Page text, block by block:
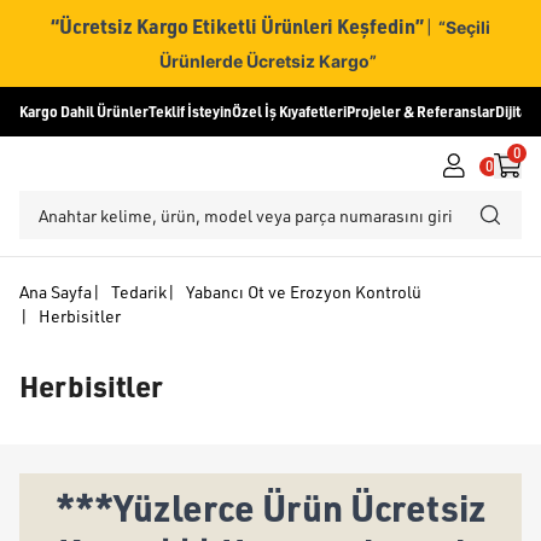
“Ücretsiz Kargo Etiketli Ürünleri Keşfedin” | “Seçili
Ürünlerde Ücretsiz Kargo”
Kargo Dahil ÜrünlerTeklif İsteyinÖzel İş KıyafetleriProjeler & ReferanslarDijital
0
0
Ana Sayfa| Tedarik|
Yabancı Ot ve Erozyon Kontrolü
|
Herbisitler
Herbisitler
***Yüzlerce Ürün Ücretsiz